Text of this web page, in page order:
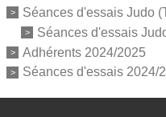
Séances d'essais Judo
Séances d'essais
Adhérents 2024/2025
Séances d'essais 2024/